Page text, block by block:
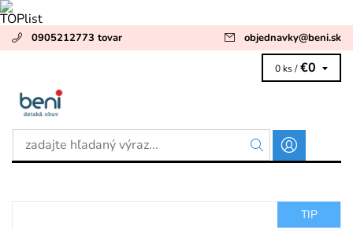
0905212773 tovar objednavky@beni.sk
0 ks / €0
TIP